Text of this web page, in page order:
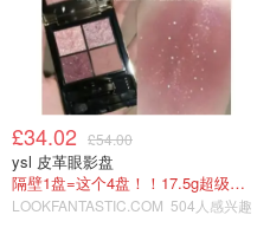
£34.02 £54.00
ysl 皮革眼影盘
隔壁1盘=这个4盘！！17.5g超级大克重
LOOKFANTASTIC.COM 504人感兴趣